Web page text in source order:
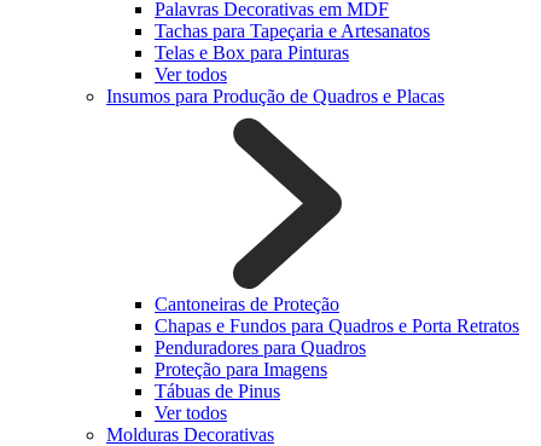
Palavras Decorativas em MDF
Tachas para Tapeçaria e Artesanatos
Telas e Box para Pinturas
Ver todos
Insumos para Produção de Quadros e Placas
Cantoneiras de Proteção
Chapas e Fundos para Quadros e Porta Retratos
Penduradores para Quadros
Proteção para Imagens
Tábuas de Pinus
Ver todos
Molduras Decorativas